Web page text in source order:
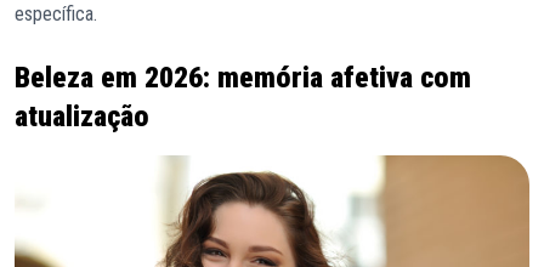
específica.
Beleza em 2026: memória afetiva com
atualização